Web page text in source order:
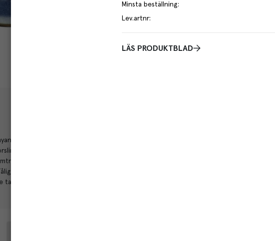
Minsta beställning:
Lev.artnr:
LÄS PRODUKTBLAD
och mönster. Stora nyansskillnader kan förekomma vilket gör
med rustik stengodskänsla som tillverkas med reaktiv glasyr.
först i brännugnen när glasyren reagerar med porslinet i
porslin med glasyr som skapar rustik och hemdrejad känsla. Tål
tallrik är unik och skiftar ibland kraftigt i mönster och färgton.